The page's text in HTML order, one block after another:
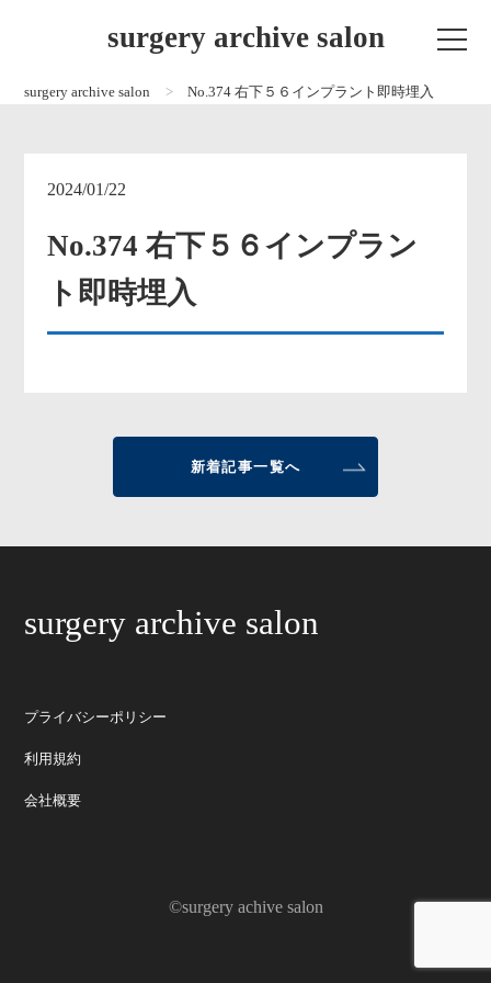
surgery archive salon
surgery archive salon No.374 右下５６インプラント即時埋入
2024/01/22
No.374 右下５６インプラン
ト即時埋入
新着記事一覧へ
surgery archive salon
プライバシーポリシー
利用規約
会社概要
©surgery achive salon